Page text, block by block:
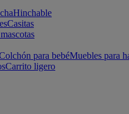
Hinchable
Casitas
para bebéMuebles para
Carrito ligero